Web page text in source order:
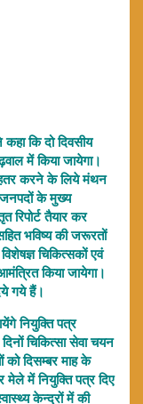
कि दो दिवसीय
में किया जायेगा।
करने के लिये मंथन
जनपदों के मुख्य
रिपोर्ट तैयार कर
भविष्य की जरूरतों
चिकित्सकों एवं
किया जायेगा।
गये हैं।
नियुक्ति पत्र
चिकित्सा सेवा चयन
को दिसम्बर माह के
मेले में नियुक्ति पत्र दिए
केन्द्रों में की